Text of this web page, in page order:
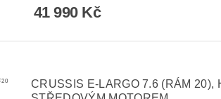
41 990 Kč
CRUSSIS E-LARGO 7.6 (RÁM 20),